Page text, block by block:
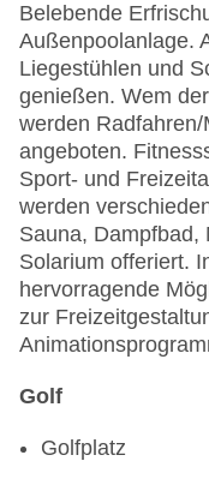
Belebende
Außenpoolanlage.
Liegestühlen und
genießen. Wem
werden
angeboten.
Sport- und
werden
Sauna, Dampfbad,
Solarium offeriert.
hervorragende
zur
Golf
Golfplatz